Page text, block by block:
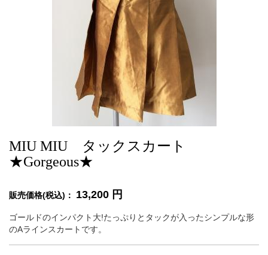
MIU MIU タックスカート
★Gorgeous★
販売価格(税込)： 13,200 円
ゴールドのインパクト大!たっぷりとタックが入ったシンプルな形
のAラインスカートです。